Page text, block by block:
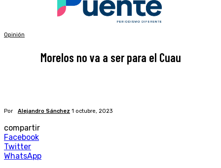
Opinión
Morelos no va a ser para el Cuau
Por Alejandro Sánchez 1 octubre, 2023
compartir
Facebook
Twitter
WhatsApp